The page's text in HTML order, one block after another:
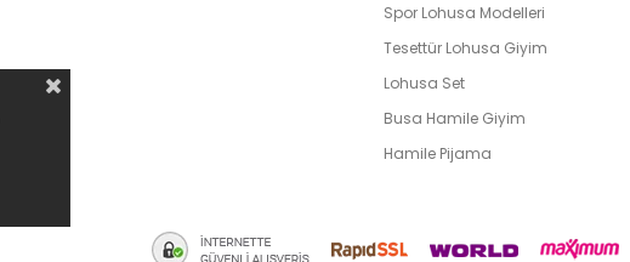
Spor Lohusa Modelleri
Tesettür Lohusa Giyim
Lohusa Set
Busa Hamile Giyim
Hamile Pijama